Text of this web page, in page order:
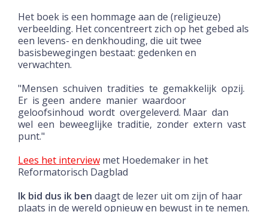
Het boek is een hommage aan de (religieuze)
verbeelding. Het concentreert zich op het gebed als
een levens- en denkhouding, die uit twee
basisbewegingen bestaat: gedenken en
verwachten.
"Mensen schuiven tradities te gemakkelijk opzij.
Er is geen andere manier waardoor
geloofsinhoud wordt overgeleverd. Maar dan
wel een beweeglijke traditie, zonder extern vast
punt."
Lees het interview met Hoedemaker in het
Reformatorisch Dagblad
Ik bid dus ik ben daagt de lezer uit om zijn of haar
plaats in de wereld opnieuw en bewust in te nemen.